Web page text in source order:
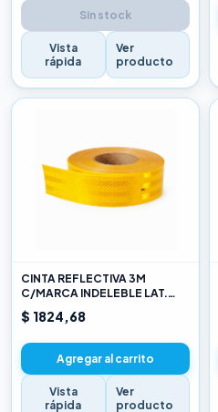
Sin stock
Vista
rápida
Ver
producto
CINTA REFLECTIVA 3M
C/MARCA INDELEBLE LAT.
$ 1824,68
Agregar al carrito
Vista
rápida
Ver
producto